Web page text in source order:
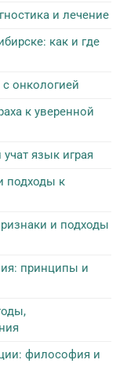
и лечение
как и где
онкологией
к уверенной
язык играя
подходы к
и подходы
принципы и
философия и